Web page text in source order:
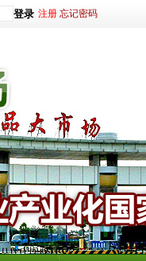
注册 忘记密码